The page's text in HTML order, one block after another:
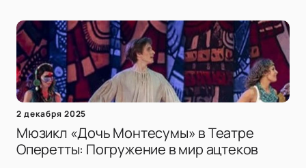
2 декабря 2025
Мюзикл «Дочь Монтесумы» в Театре
Оперетты: Погружение в мир ацтеков